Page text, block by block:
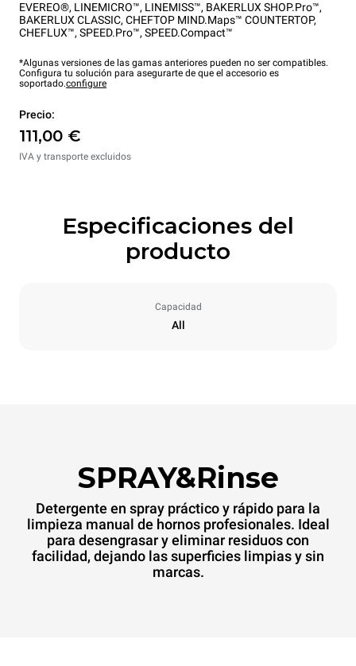
EVEREO®, LINEMICRO™, LINEMISS™, BAKERLUX SHOP.Pro™,
BAKERLUX CLASSIC, CHEFTOP MIND.Maps™ COUNTERTOP,
CHEFLUX™, SPEED.Pro™, SPEED.Compact™
*Algunas versiones de las gamas anteriores pueden no ser compatibles.
Configura tu solución para asegurarte de que el accesorio es
soportado.configure
Precio:
111,00 €
IVA y transporte excluidos
Especificaciones del
producto
Capacidad
All
SPRAY&Rinse
Detergente en spray práctico y rápido para la
limpieza manual de hornos profesionales. Ideal
para desengrasar y eliminar residuos con
facilidad, dejando las superficies limpias y sin
marcas.